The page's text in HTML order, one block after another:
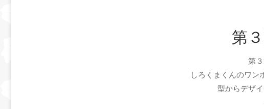
第
第
しろくまくんのワン
型からデザ